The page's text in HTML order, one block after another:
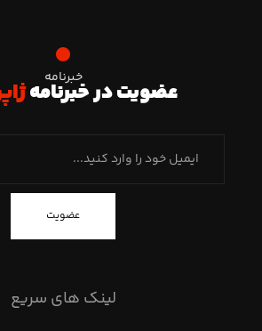
خبرنامه
عضویت در خبرنامه
عضویت
لینک های سریع